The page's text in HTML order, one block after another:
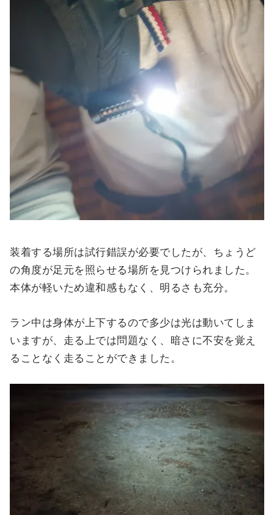
装着する場所は試行錯誤が必要でしたが、ちょうど
の角度が足元を照らせる場所を見つけられました。
本体が軽いため違和感もなく、明るさも充分。
ラン中は身体が上下するので多少は光は動いてしま
いますが、走る上では問題なく、暗さに不安を覚え
ることなく走ることができました。